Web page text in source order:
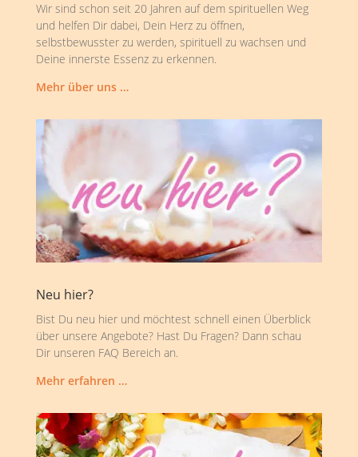
Wir sind schon seit 20 Jahren auf dem spirituellen Weg
und helfen Dir dabei, Dein Herz zu öffnen,
selbstbewusster zu werden, spirituell zu wachsen und
Deine innerste Essenz zu erkennen.
Mehr über uns …
Neu hier?
Bist Du neu hier und möchtest schnell einen Überblick
über unsere Angebote? Hast Du Fragen? Dann schau
Dir unseren FAQ Bereich an.
Mehr erfahren …